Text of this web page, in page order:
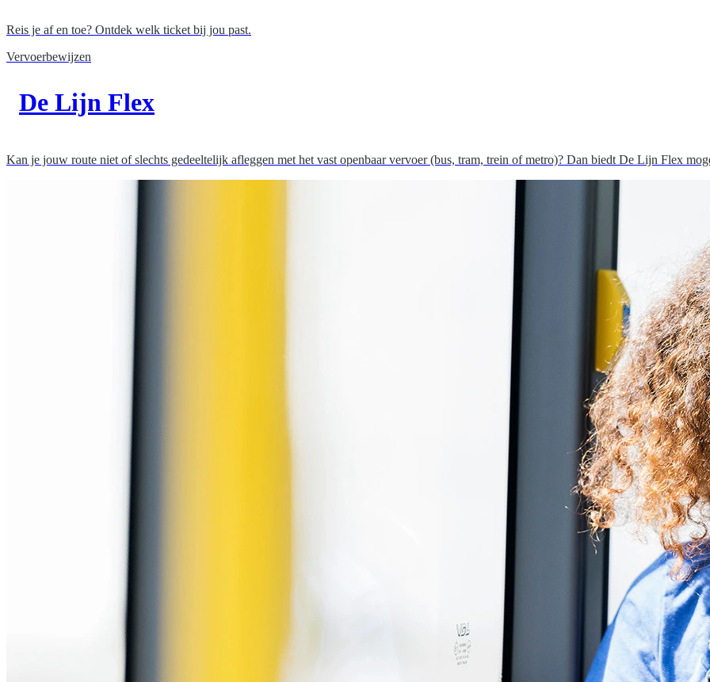
Reis je af en toe? Ontdek welk ticket bij jou past.
Vervoerbewijzen
De Lijn Flex
Kan je jouw route niet of slechts gedeeltelijk afleggen met het vast openbaar vervoer (bus, tram, trein of metro)? Dan biedt De Lijn Flex